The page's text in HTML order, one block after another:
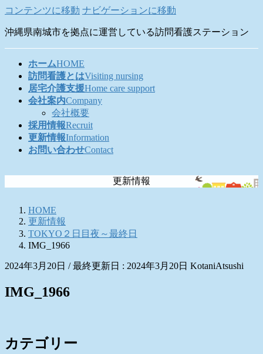
コンテンツに移動 ナビゲーションに移動
沖縄県南城市を拠点に運営している訪問看護ステーション
ホームHOME
訪問看護とはVisiting nursing
居宅介護支援Home care support
会社案内Company
会社概要
採用情報Recruit
更新情報Information
お問い合わせContact
更新情報
HOME
更新情報
TOKYO２日目夜～最終日
IMG_1966
2024年3月20日 / 最終更新日 : 2024年3月20日 KotaniAtsushi
IMG_1966
カテゴリー